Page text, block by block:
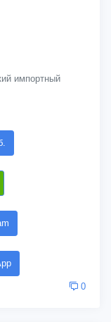
импортный
0